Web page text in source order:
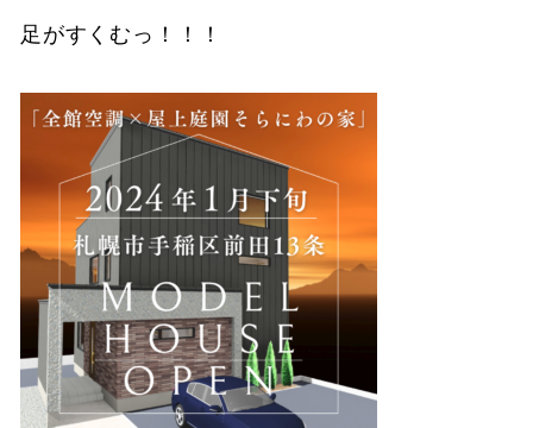
足がすくむっ！！！